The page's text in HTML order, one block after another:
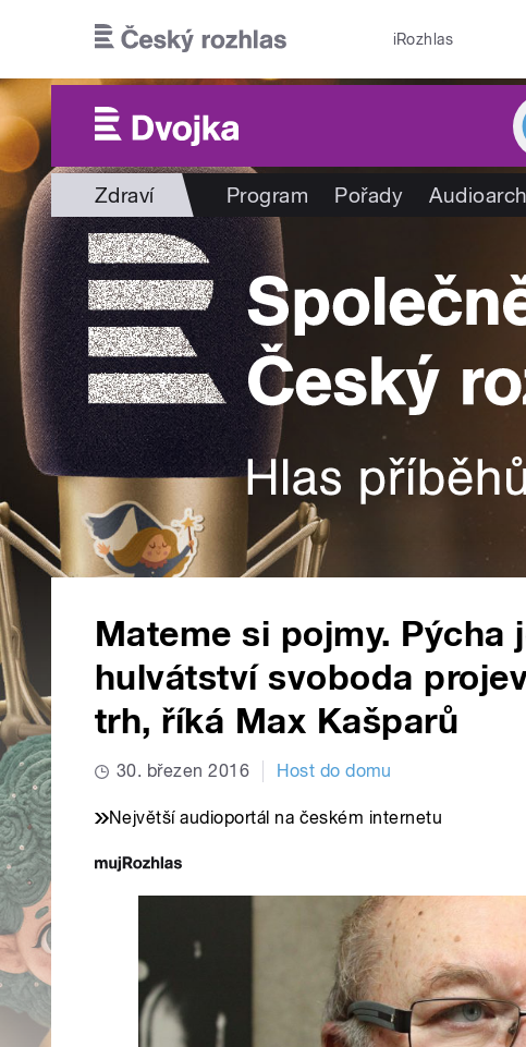
iRozhlas
Zdraví Program Pořady
Mateme si pojmy. Pýcha
hulvátství svoboda
trh, říká Max Kašparů
30. březen 2016 Host do domu
Největší audioportál na českém internetu